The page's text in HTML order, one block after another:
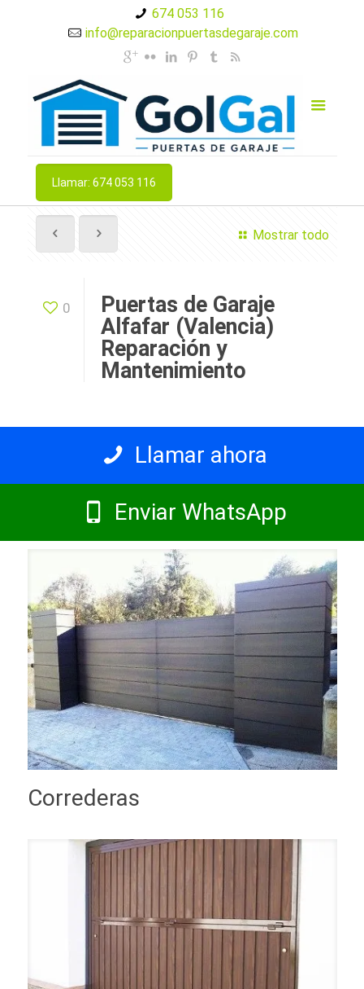
674 053 116
info@reparacionpuertasdegaraje.com
Llamar: 674 053 116
Mostrar todo
0
Puertas de Garaje
Alfafar (Valencia)
Reparación y
Mantenimiento
Llamar ahora
Enviar WhatsApp
Correderas